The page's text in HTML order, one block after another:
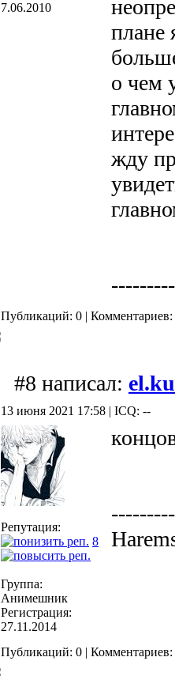
7.06.2010
плане
о чем
жду
Публикаций: 0 | Комментариев:
#8 написал:
13 июня 2021 17:58 | ICQ: --
Репутация:
8
Группа:
Анимешник
Регистрация:
27.11.2014
Публикаций: 0 | Комментариев: